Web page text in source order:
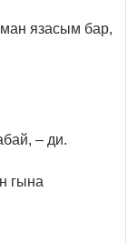
язасым бар,
– ди.
гына